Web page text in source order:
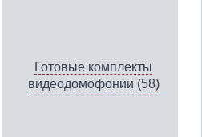
Готовые комплекты
видеодомофонии (58)